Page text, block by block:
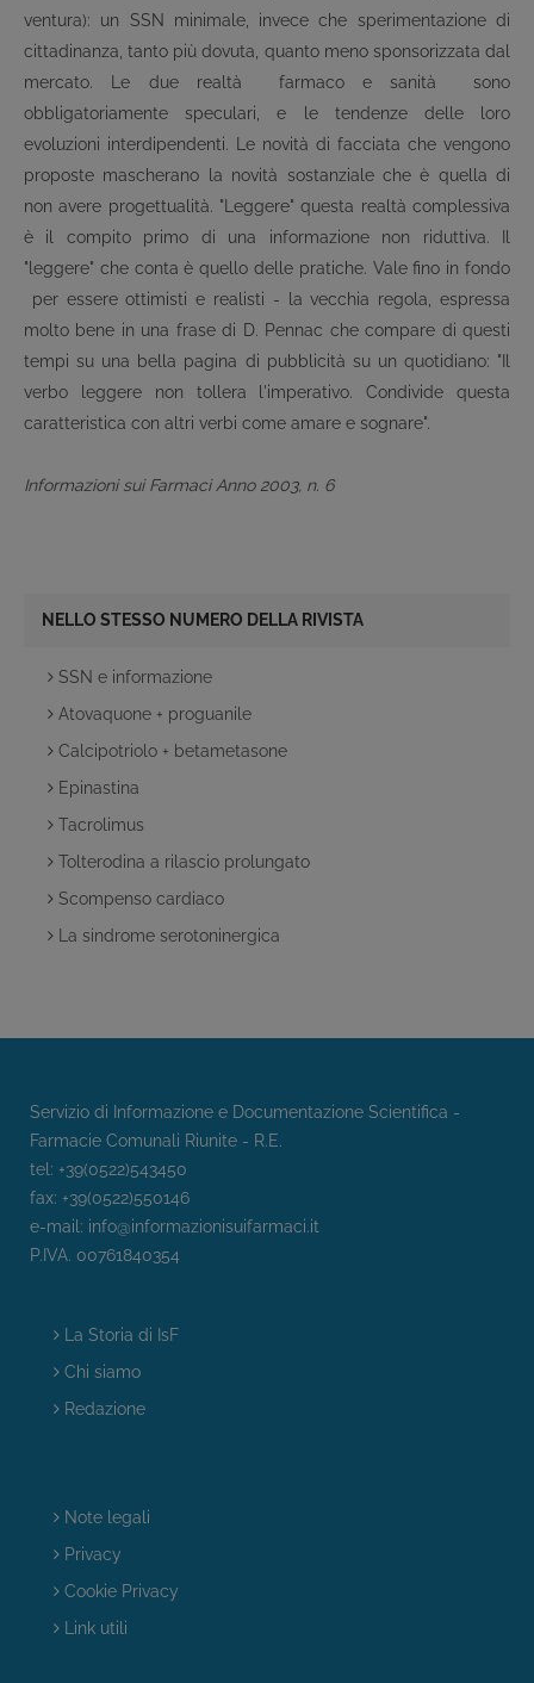
ventura): un SSN minimale, invece che sperimentazione di
cittadinanza, tanto più dovuta, quanto meno sponsorizzata dal
mercato. Le due realtà ­ farmaco e sanità ­ sono
obbligatoriamente speculari, e le tendenze delle loro
evoluzioni interdipendenti. Le novità di facciata che vengono
proposte mascherano la novità sostanziale che è quella di
non avere progettualità. "Leggere" questa realtà complessiva
è il compito primo di una informazione non riduttiva. Il
"leggere" che conta è quello delle pratiche. Vale fino in fondo
­ per essere ottimisti e realisti - la vecchia regola, espressa
molto bene in una frase di D. Pennac che compare di questi
tempi su una bella pagina di pubblicità su un quotidiano: "Il
verbo leggere non tollera l'imperativo. Condivide questa
caratteristica con altri verbi come amare e sognare".
Informazioni sui Farmaci Anno 2003, n. 6
NELLO STESSO NUMERO DELLA RIVISTA
SSN e informazione
Atovaquone + proguanile
Calcipotriolo + betametasone
Epinastina
Tacrolimus
Tolterodina a rilascio prolungato
Scompenso cardiaco
La sindrome serotoninergica
Servizio di Informazione e Documentazione Scientifica -
Farmacie Comunali Riunite - R.E.
tel: +39(0522)543450
fax: +39(0522)550146
e-mail: info@informazionisuifarmaci.it
P.IVA. 00761840354
La Storia di IsF
Chi siamo
Redazione
Note legali
Privacy
Cookie Privacy
Link utili